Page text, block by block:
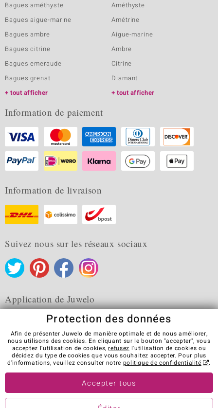
Bagues améthyste
Bagues aigue-marine
Bagues ambre
Bagues citrine
Bagues emeraude
Bagues grenat
tout afficher
Améthyste
Amétrine
Aigue-marine
Ambre
Citrine
Diamant
tout afficher
Information de paiement
Information de livraison
Suivez nous sur les réseaux sociaux
Application de Juwelo
CGV Protection des données
Cookies
Mentions légales
Contact
Révocation du contrat
Visit our stores in other countries:
Protection des données
Afin de présenter Juwelo de manière optimale et de nous améliorer,
nous utilisons des cookies. En cliquant sur le bouton "accepter", vous
acceptez l'utilisation de cookies,refusez l'utilisation de cookies ou
décidez du type de cookies que vous souhaitez accepter. Pour plus
d'informations, veuillez consulter notre politique de confidentialité .
Accepter tous